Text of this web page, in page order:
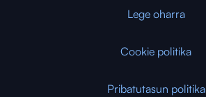
Lege oharra
Cookie politika
Pribatutasun politika